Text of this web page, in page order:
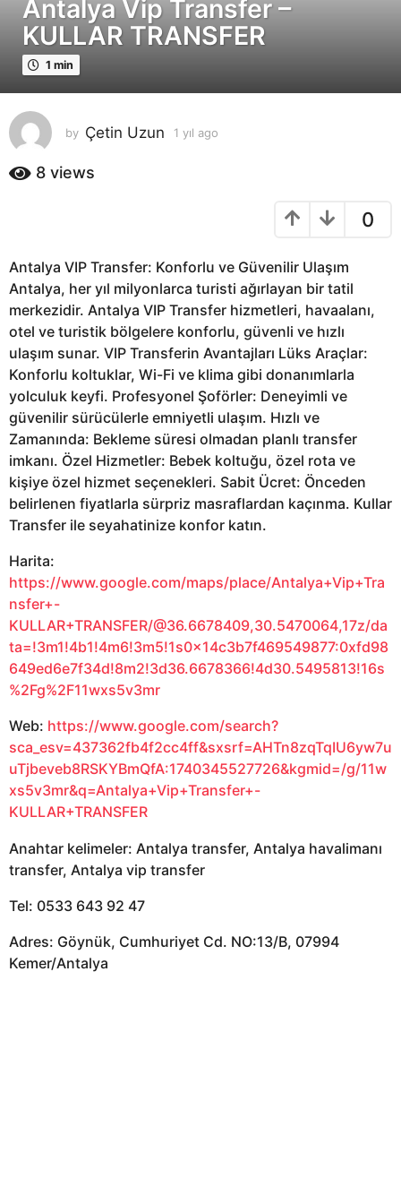
ı
l
a
o
1
ı
o
Antalya Vip Transfer –
KULLAR TRANSFER
1 min
by Çetin Uzun 1 yıl ago
8 views
0
Antalya VIP Transfer: Konforlu ve Güvenilir Ulaşım
Antalya, her yıl milyonlarca turisti ağırlayan bir tatil
merkezidir. Antalya VIP Transfer hizmetleri, havaalanı,
otel ve turistik bölgelere konforlu, güvenli ve hızlı
ulaşım sunar. VIP Transferin Avantajları Lüks Araçlar:
Konforlu koltuklar, Wi-Fi ve klima gibi donanımlarla
yolculuk keyfi. Profesyonel Şoförler: Deneyimli ve
güvenilir sürücülerle emniyetli ulaşım. Hızlı ve
Zamanında: Bekleme süresi olmadan planlı transfer
imkanı. Özel Hizmetler: Bebek koltuğu, özel rota ve
kişiye özel hizmet seçenekleri. Sabit Ücret: Önceden
belirlenen fiyatlarla sürpriz masraflardan kaçınma. Kullar
Transfer ile seyahatinize konfor katın.
Harita:
https://www.google.com/maps/place/Antalya+Vip+Tra
nsfer+-
KULLAR+TRANSFER/@36.6678409,30.5470064,17z/da
ta=!3m1!4b1!4m6!3m5!1s0x14c3b7f469549877:0xfd98
649ed6e7f34d!8m2!3d36.6678366!4d30.5495813!16s
%2Fg%2F11wxs5v3mr
Web: https://www.google.com/search?
sca_esv=437362fb4f2cc4ff&sxsrf=AHTn8zqTqIU6yw7u
uTjbeveb8RSKYBmQfA:1740345527726&kgmid=/g/11w
xs5v3mr&q=Antalya+Vip+Transfer+-
KULLAR+TRANSFER
Anahtar kelimeler: Antalya transfer, Antalya havalimanı
transfer, Antalya vip transfer
Tel: 0533 643 92 47
Adres: Göynük, Cumhuriyet Cd. NO:13/B, 07994
Kemer/Antalya